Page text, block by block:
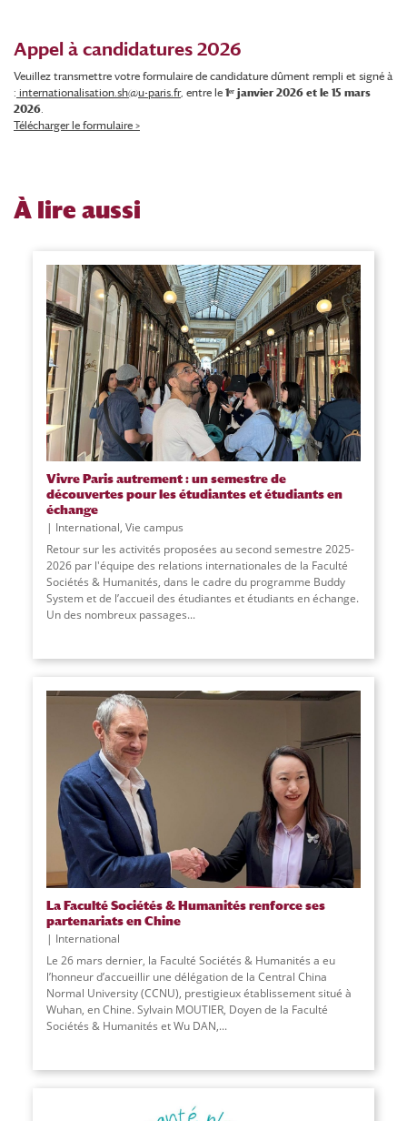
Appel à candidatures 2026
Veuillez transmettre votre formulaire de candidature dûment rempli et signé à
: internationalisation.sh@u-paris.fr, entre le 1ᵉʳ janvier 2026 et le 15 mars
2026.
Télécharger le formulaire >
À lire aussi
Vivre Paris autrement : un semestre de
découvertes pour les étudiantes et étudiants en
échange
International, Vie campus
Retour sur les activités proposées au second semestre 2025-
2026 par l'équipe des relations internationales de la Faculté
Sociétés & Humanités, dans le cadre du programme Buddy
System et de l’accueil des étudiantes et étudiants en échange.
Un des nombreux passages...
La Faculté Sociétés & Humanités renforce ses
partenariats en Chine
International
Le 26 mars dernier, la Faculté Sociétés & Humanités a eu
l’honneur d’accueillir une délégation de la Central China
Normal University (CCNU), prestigieux établissement situé à
Wuhan, en Chine. Sylvain MOUTIER, Doyen de la Faculté
Sociétés & Humanités et Wu DAN,...